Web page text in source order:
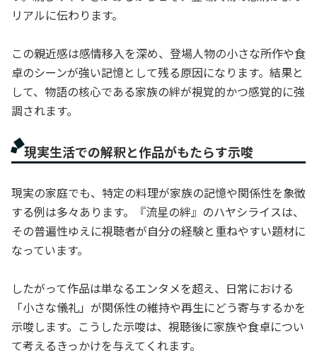
リアルに伝わります。
この親近感は感情移入を深め、登場人物の小さな所作や食
卓のシーンが強い記憶として残る原因になります。結果と
して、物語の核心である家族の絆が視覚的かつ感覚的に強
調されます。
現実生活での解釈と作品がもたらす示唆
現実の家庭でも、特定の料理が家族の記憶や関係性を象徴
する例は多々あります。『流星の絆』のハヤシライスは、
その普遍性ゆえに視聴者が自分の経験と重ねやすい題材に
なっています。
したがって作品は単なるエンタメを超え、日常における
「小さな儀礼」が関係性の維持や再生にどう寄与するかを
示唆します。こうした示唆は、視聴後に家族や食卓につい
て考えるきっかけを与えてくれます。